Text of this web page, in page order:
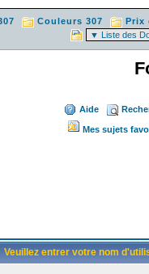
Couleurs 307 Prix
Aide
Mes sujets
Veuillez entrer votre nom